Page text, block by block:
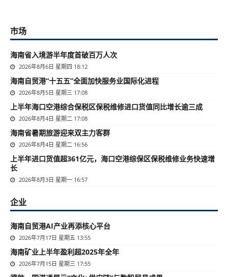
市场
海南省入境游半年度首破百万人次
2026年8月6日 星期四 18:12
海南自贸港“十五五”全面加快服务业国际化进程
2026年8月5日 星期三 17:08
上半年海口空港综合保税区保税维修进口货值同比增长逾三成
2026年8月4日 星期二 17:08
海南省暑期旅游迎来双主力客群
2026年8月4日 星期二 16:56
上半年进口货值超361亿元，海口空港综保区保税维修业务快速增
长
2026年8月3日 星期一 16:57
企业
海南自贸港AI产业再添核心平台
2026年7月17日 星期五 13:55
海南矿业上半年盈利超2025年全年
2026年7月15日 星期三 17:55